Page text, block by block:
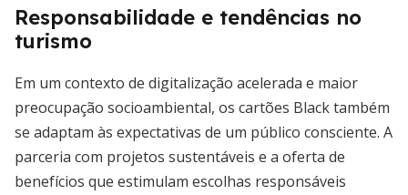
Responsabilidade e tendências no
turismo
Em um contexto de digitalização acelerada e maior
preocupação socioambiental, os cartões Black também
se adaptam às expectativas de um público consciente. A
parceria com projetos sustentáveis e a oferta de
benefícios que estimulam escolhas responsáveis